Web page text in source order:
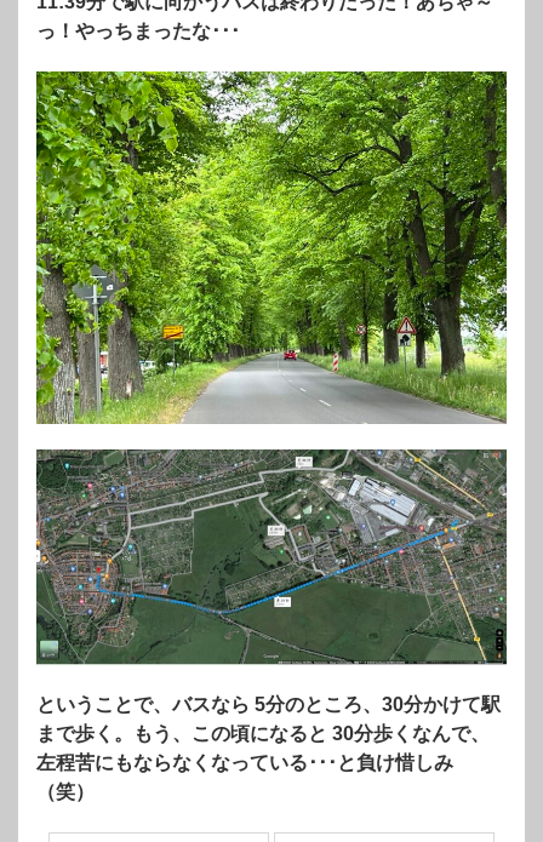
っ！やっちまったな･･･
ということで、バスなら 5分のところ、30分かけて駅
まで歩く。もう、この頃になると 30分歩くなんで、
左程苦にもならなくなっている･･･と負け惜しみ
（笑）